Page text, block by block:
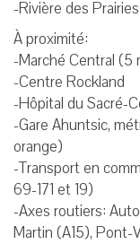
-Rivière des Prairies
À proximité:
-Marché Central (5
-Centre Rockland
-Hôpital du Sacré-
-Gare Ahuntsic,
orange)
-Transport en
69-171 et 19)
-Axes routiers:
Martin (A15), Pont-